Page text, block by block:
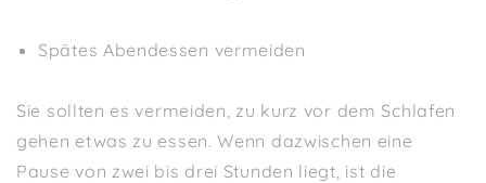
Spätes Abendessen vermeiden
Sie sollten es vermeiden, zu kurz vor dem Schlafen
gehen etwas zu essen. Wenn dazwischen eine
Pause von zwei bis drei Stunden liegt, ist die